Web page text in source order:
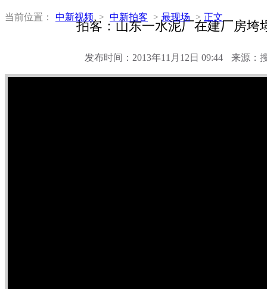
当前位置： 中新视频 > 中新拍客 > 最现场 > 正文
拍客：山东一水泥厂在建厂房垮
发布时间：2013年11月12日 09:44 来源：